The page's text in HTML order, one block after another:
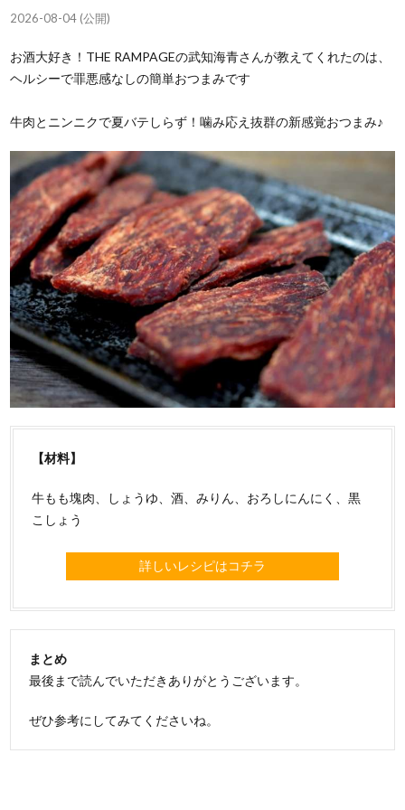
2026-08-04 (公開)
お酒大好き！THE RAMPAGEの武知海青さんが教えてくれたのは、
ヘルシーで罪悪感なしの簡単おつまみです
牛肉とニンニクで夏バテしらず！噛み応え抜群の新感覚おつまみ♪
【材料】
牛もも塊肉、しょうゆ、酒、みりん、おろしにんにく、黒
こしょう
詳しいレシピはコチラ
まとめ
最後まで読んでいただきありがとうございます。
ぜひ参考にしてみてくださいね。